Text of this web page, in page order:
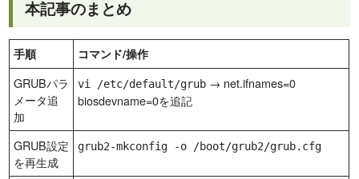
本記事のまとめ
手順 コマンド/操作
GRUBパラ
メータ追
加
vi /etc/default/grub → net.ifnames=0
biosdevname=0を追記
GRUB設定
を再生成
grub2-mkconfig -o /boot/grub2/grub.cfg